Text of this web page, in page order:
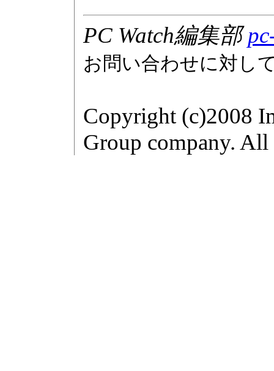
PC Watch編集部
お問い合わせに対し
Copyright (c)2008
Group company. All